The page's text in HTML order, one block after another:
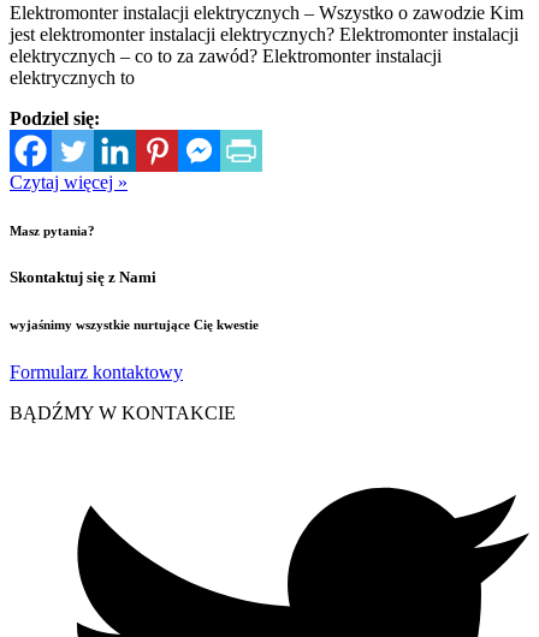
Elektromonter instalacji elektrycznych – Wszystko o zawodzie Kim
jest elektromonter instalacji elektrycznych? Elektromonter instalacji
elektrycznych – co to za zawód? Elektromonter instalacji
elektrycznych to
Podziel się:
Czytaj więcej »
Masz pytania?
Skontaktuj się z Nami
wyjaśnimy wszystkie nurtujące Cię kwestie
Formularz kontaktowy
BĄDŹMY W KONTAKCIE